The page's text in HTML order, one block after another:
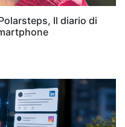
Il diario di